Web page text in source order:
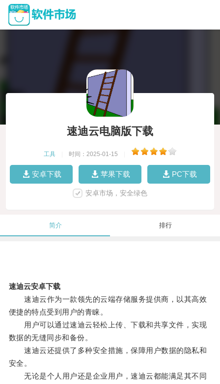
速迪云电脑版下载
工具 时间：2025-01-15
安卓下载 苹果下载 PC下载
安卓市场，安全绿色
简介 排行
速迪云安卓下载
速迪云作为一款领先的云端存储服务提供商，以其高效
便捷的特点受到用户的青睐。
用户可以通过速迪云轻松上传、下载和共享文件，实现
数据的无缝同步和备份。
速迪云还提供了多种安全措施，保障用户数据的隐私和
安全。
无论是个人用户还是企业用户，速迪云都能满足其不同